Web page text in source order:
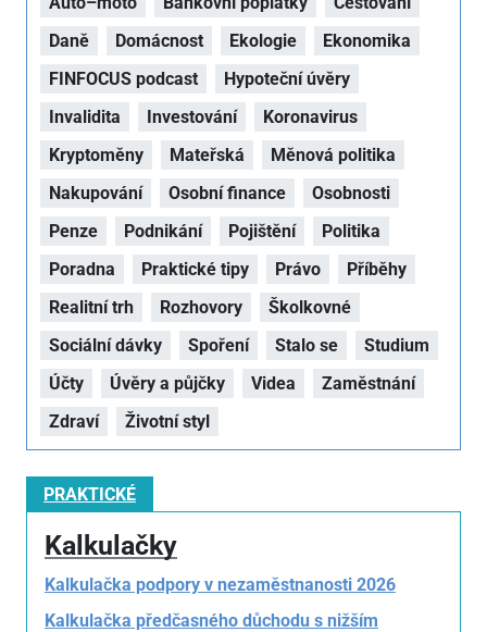
Daně
Domácnost Ekologie
Ekonomika
FINFOCUS podcast
Hypoteční úvěry
Invalidita
Investování
Koronavirus
Kryptoměny
Mateřská
Měnová politika
Nakupování
Osobní finance
Osobnosti
Penze
Podnikání Pojištění
Politika
Poradna
Praktické tipy Právo
Příběhy
Realitní trh
Rozhovory
Školkovné
Sociální dávky
Spoření Stalo se
Studium
Účty
Úvěry a půjčky Videa
Zaměstnání
Zdraví
Životní styl
PRAKTICKÉ
Kalkulačky
Kalkulačka podpory v nezaměstnanosti 2026
Kalkulačka předčasného důchodu s nižším